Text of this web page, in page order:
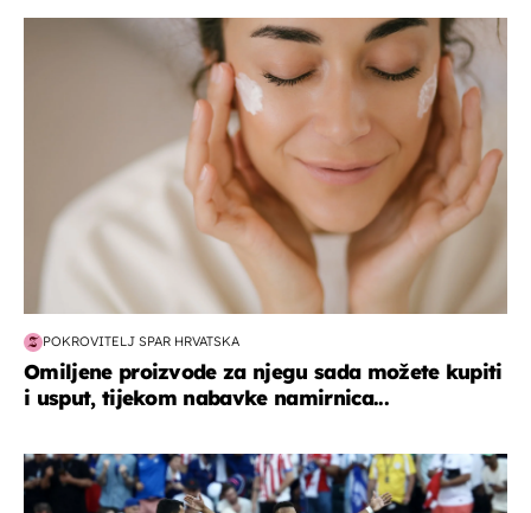
moda & ljepota
POKROVITELJ SPAR HRVATSKA
Omiljene proizvode za njegu sada možete kupiti
i usput, tijekom nabavke namirnica...
svjetsko prvenstvo 2026